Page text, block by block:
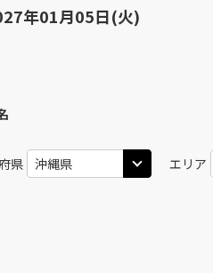
年01月05日(火)
県 エリア